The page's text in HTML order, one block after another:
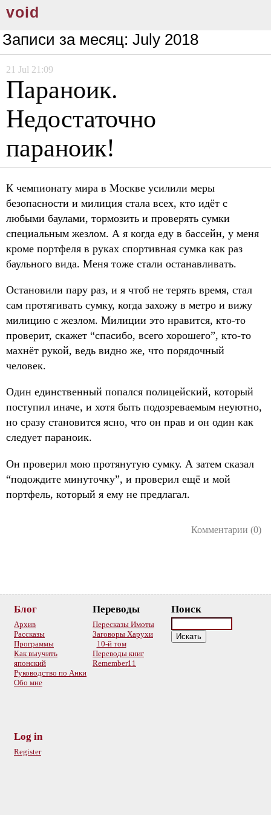
void
Записи за месяц: July 2018
21 Jul 21:09
Параноик.
Недостаточно
параноик!
К чемпионату мира в Москве усилили меры
безопасности и милиция стала всех, кто идёт с
любыми баулами, тормозить и проверять сумки
специальным жезлом. А я когда еду в бассейн, у меня
кроме портфеля в руках спортивная сумка как раз
баульного вида. Меня тоже стали останавливать.
Остановили пару раз, и я чтоб не терять время, стал
сам протягивать сумку, когда захожу в метро и вижу
милицию с жезлом. Милиции это нравится, кто-то
проверит, скажет “спасибо, всего хорошего”, кто-то
махнёт рукой, ведь видно же, что порядочный
человек.
Один единственный попался полицейский, который
поступил иначе, и хотя быть подозреваемым неуютно,
но сразу становится ясно, что он прав и он один как
следует параноик.
Он проверил мою протянутую сумку. А затем сказал
“подождите минуточку”, и проверил ещё и мой
портфель, который я ему не предлагал.
Комментарии (0)
Блог
Архив
Рассказы
Программы
Как выучить
японский
Руководство по Анки
Обо мне
Переводы
Пересказы Имоты
Заговоры Харухи
10-й том
Переводы книг
Remember11
Поиск
Log in
Register